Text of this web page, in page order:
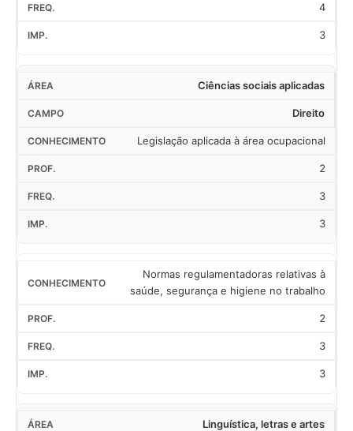
4
3
Ciências sociais aplicadas
Direito
Legislação aplicada à área ocupacional
2
3
3
Normas regulamentadoras relativas à
saúde, segurança e higiene no trabalho
2
3
3
Linguística, letras e artes